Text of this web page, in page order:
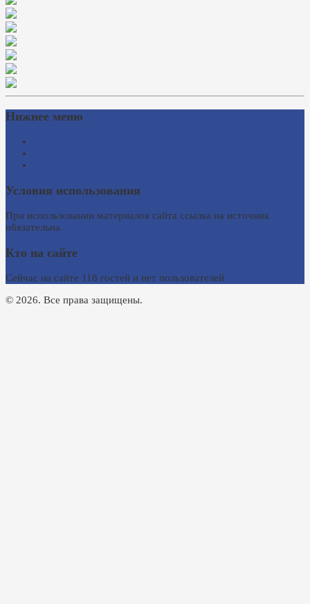
Нижнее меню
Условия использования
При использовании материалов сайта ссылка на источник
обязательна.
Кто на сайте
Сейчас на сайте 118 гостей и нет пользователей
© 2026. Все права защищены.